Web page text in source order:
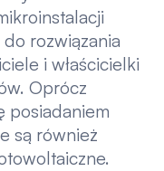
rozwiązania
i właścicielki
Oprócz
posiadaniem
są również